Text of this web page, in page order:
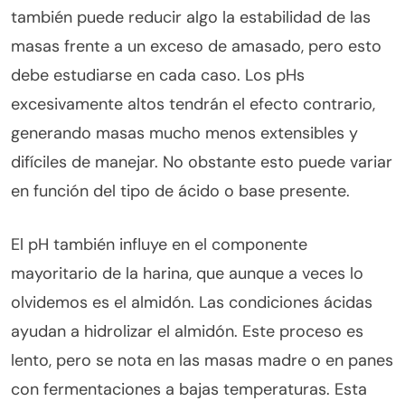
también puede reducir algo la estabilidad de las
masas frente a un exceso de amasado, pero esto
debe estudiarse en cada caso. Los pHs
excesivamente altos tendrán el efecto contrario,
generando masas mucho menos extensibles y
difíciles de manejar. No obstante esto puede variar
en función del tipo de ácido o base presente.
El pH también influye en el componente
mayoritario de la harina, que aunque a veces lo
olvidemos es el almidón. Las condiciones ácidas
ayudan a hidrolizar el almidón. Este proceso es
lento, pero se nota en las masas madre o en panes
con fermentaciones a bajas temperaturas. Esta